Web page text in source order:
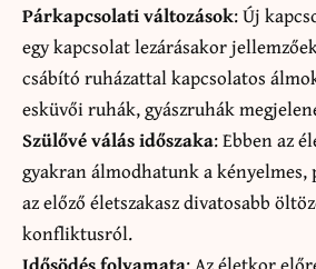
Párkapcsolati változások: Új
egy kapcsolat lezárásakor
csábító ruházattal kapcsolatos
esküvői ruhák, gyászruhák
Szülővé válás időszaka: Ebben az
gyakran álmodhatunk a kényelmes,
az előző életszakasz divatosabb
konfliktusról.